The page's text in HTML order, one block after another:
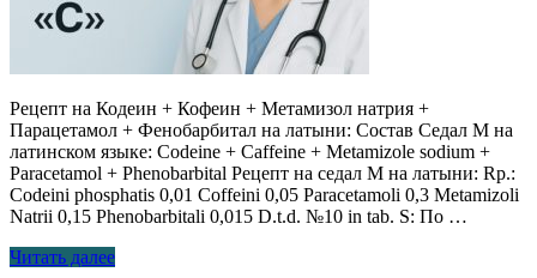
Рецепт на Кодеин + Кофеин + Метамизол натрия +
Парацетамол + Фенобарбитал на латыни: Состав Седал М на
латинском языке: Codeine + Caffeine + Metamizole sodium +
Paracetamol + Phenobarbital Рецепт на седал М на латыни: Rp.:
Codeini phosphatis 0,01 Coffeini 0,05 Paracetamoli 0,3 Metamizoli
Natrii 0,15 Phenobarbitali 0,015 D.t.d. №10 in tab. S: По …
Читать далее